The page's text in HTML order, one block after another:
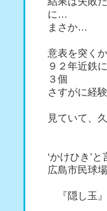
に…
まさか…
意表を突く
９２年近鉄
３個
さすがに経
見ていて、
‘かけひき’と
広島市民球
『隠し玉』